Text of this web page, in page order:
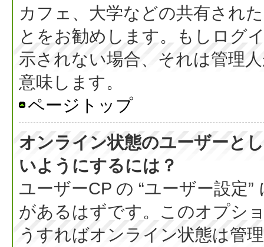
カフェ、大学などの共有され
とをお勧めします。もしログ
示されない場合、それは管理
意味します。
ページトップ
オンライン状態のユーザーと
いようにするには？
ユーザーCP の “ユーザー設定
があるはずです。このオプシ
うすればオンライン状態は管